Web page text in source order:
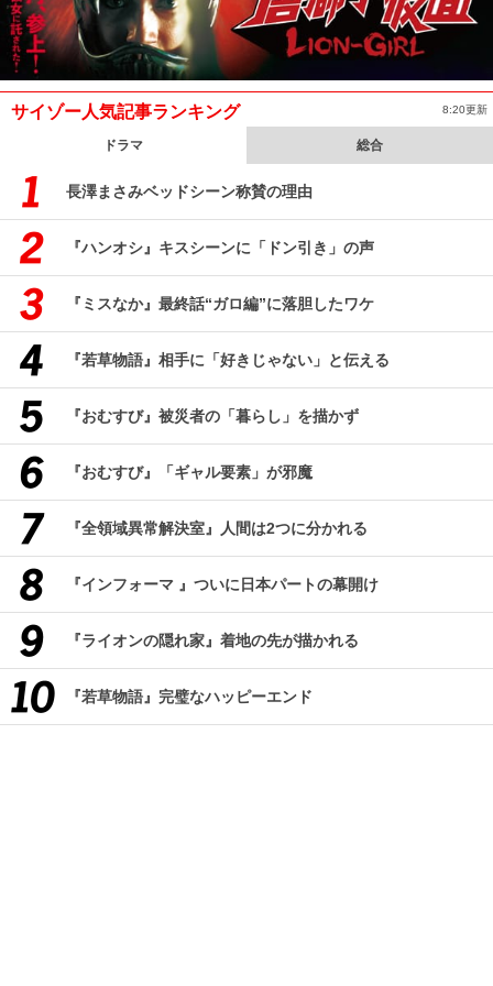
サイゾー人気記事ランキング 8:20更新
ドラマ 総合
長澤まさみベッドシーン称賛の理由
『ハンオシ』キスシーンに「ドン引き」の声
『ミスなか』最終話“ガロ編”に落胆したワケ
『若草物語』相手に「好きじゃない」と伝える
『おむすび』被災者の「暮らし」を描かず
『おむすび』「ギャル要素」が邪魔
『全領域異常解決室』人間は2つに分かれる
『インフォーマ 』ついに日本パートの幕開け
『ライオンの隠れ家』着地の先が描かれる
『若草物語』完璧なハッピーエンド